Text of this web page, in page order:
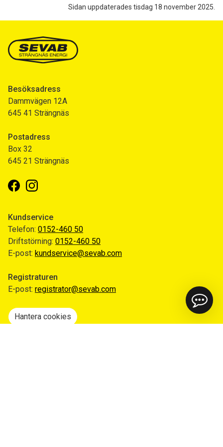
Sidan uppdaterades tisdag 18 november 2025.
Besöksadress
Dammvägen 12A
645 41 Strängnäs
Postadress
Box 32
645 21 Strängnäs
FacebookInstagram
Kundservice
Telefon: 0152-460 50
Driftstörning: 0152-460 50
E-post: kundservice@sevab.com
Registraturen
E-post: registrator@sevab.com
Hantera cookies